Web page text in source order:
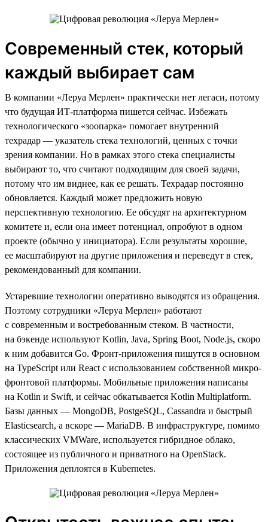
Современный стек, который
каждый выбирает сам
В компании «Леруа Мерлен» практически нет легаси, потому
что будущая ИТ-платформа пишется сейчас. Избежать
технологического «зоопарка» помогает внутренний
техрадар — указатель стека технологий, ценных с точки
зрения компании. Но в рамках этого стека специалисты
выбирают то, что считают подходящим для своей задачи,
потому что им виднее, как ее решать. Техрадар постоянно
обновляется. Каждый может предложить новую
перспективную технологию. Ее обсудят на архитектурном
комитете и, если она имеет потенциал, опробуют в одном
проекте (обычно у инициатора). Если результаты хорошие,
ее масштабируют на другие приложения и переведут в стек,
рекомендованный для компании.
Устаревшие технологии оперативно выводятся из обращения.
Поэтому сотрудники «Леруа Мерлен» работают
с современным и востребованным стеком. В частности,
на бэкенде используют Kotlin, Java, Spring Boot, Node.js, скоро
к ним добавится Go. Фронт-приложения пишутся в основном
на TypeScript или React с использованием собственной микро-
фронтовой платформы. Мобильные приложения написаны
на Kotlin и Swift, и сейчас обкатывается Kotlin Multiplatform.
Базы данных — MongoDB, PostgeSQL, Cassandra и быстрый
Elasticsearch, а вскоре — MariaDB. В инфраструктуре, помимо
классических VMWare, используется гибридное облако,
состоящее из публичного и приватного на OpenStack.
Приложения деплоятся в Kubernetes.